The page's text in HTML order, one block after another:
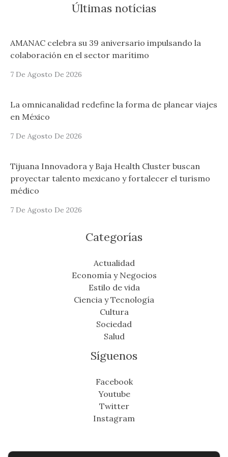
Últimas notícias
AMANAC celebra su 39 aniversario impulsando la
colaboración en el sector marítimo
7 De Agosto De 2026
La omnicanalidad redefine la forma de planear viajes
en México
7 De Agosto De 2026
Tijuana Innovadora y Baja Health Cluster buscan
proyectar talento mexicano y fortalecer el turismo
médico
7 De Agosto De 2026
Categorías
Actualidad
Economía y Negocios
Estilo de vida
Ciencia y Tecnología
Cultura
Sociedad
Salud
Síguenos
Facebook
Youtube
Twitter
Instagram